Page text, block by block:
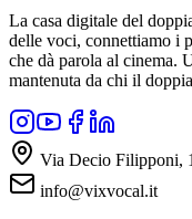
La casa digitale del
delle voci, connettiamo i
che dà parola al cinema.
mantenuta da chi il
Via Decio Filipponi,
info@vixvocal.it